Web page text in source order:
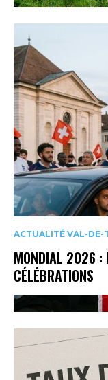
ACTUALITÉ VAL-DE-
MONDIAL 2026 :
CÉLÉBRATIONS